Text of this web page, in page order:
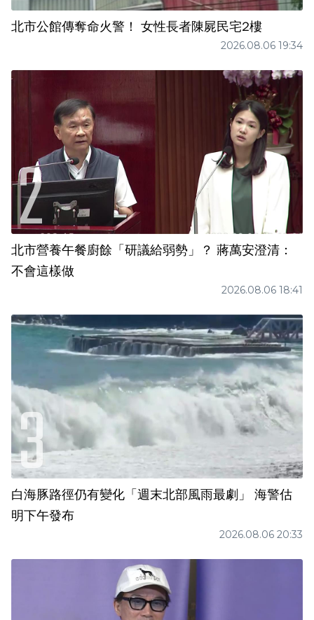
北市公館傳奪命火警！ 女性長者陳屍民宅2樓
2026.08.06 19:34
北市營養午餐廚餘「研議給弱勢」？ 蔣萬安澄清：
不會這樣做
2026.08.06 18:41
白海豚路徑仍有變化「週末北部風雨最劇」 海警估
明下午發布
2026.08.06 20:33